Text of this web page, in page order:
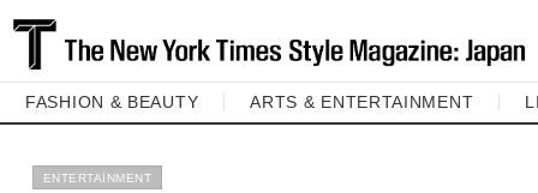
FASHION & BEAUTY ARTS & ENTERTAINMENT
ENTERTAINMENT